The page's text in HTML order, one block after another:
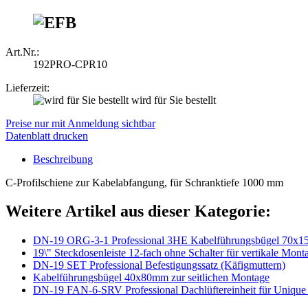
Art.Nr.:
192PRO-CPR10
Lieferzeit:
wird für Sie bestellt
Preise nur mit Anmeldung sichtbar
Datenblatt drucken
Beschreibung
C-Profilschiene zur Kabelabfangung, für Schranktiefe 1000 mm
Weitere Artikel aus dieser Kategorie:
DN-19 ORG-3-1 Professional 3HE Kabelführungsbügel
19\" Steckdosenleiste 12-fach ohne Schalter für vertikale
DN-19 SET Professional Befestigungssatz (Käfigmuttern)
Kabelführungsbügel 40x80mm zur seitlichen Montage
DN-19 FAN-6-SRV Professional Dachlüftereinheit für Unique